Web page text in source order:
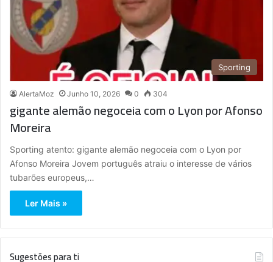
Sporting
AlertaMoz Junho 10, 2026 0 304
gigante alemão negoceia com o Lyon por Afonso
Moreira
Sporting atento: gigante alemão negoceia com o Lyon por
Afonso Moreira Jovem português atraiu o interesse de vários
tubarões europeus,…
Ler Mais »
Sugestões para ti